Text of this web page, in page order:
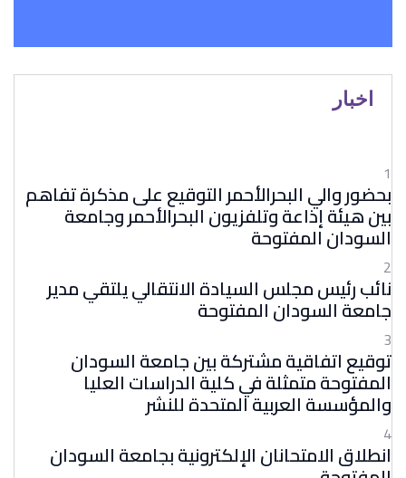
اخبار
1
بحضور والي البحرالأحمر التوقيع على مذكرة تفاهم
بين هيئة إذاعة وتلفزيون البحرالأحمر وجامعة
السودان المفتوحة
2
نائب رئيس مجلس السيادة الانتقالي يلتقي مدير
جامعة السودان المفتوحة
3
توقيع اتفاقية مشتركة بين جامعة السودان
المفتوحة متمثلة في كلية الدراسات العليا
والمؤسسة العربية المتحدة للنشر
4
انطلاق الامتحانان الإلكترونية بجامعة السودان